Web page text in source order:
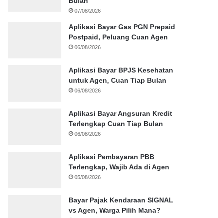
07/08/2026
Aplikasi Bayar Gas PGN Prepaid
Postpaid, Peluang Cuan Agen
06/08/2026
Aplikasi Bayar BPJS Kesehatan
untuk Agen, Cuan Tiap Bulan
06/08/2026
Aplikasi Bayar Angsuran Kredit
Terlengkap Cuan Tiap Bulan
06/08/2026
Aplikasi Pembayaran PBB
Terlengkap, Wajib Ada di Agen
05/08/2026
Bayar Pajak Kendaraan SIGNAL
vs Agen, Warga Pilih Mana?